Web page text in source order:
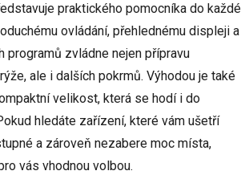
praktického pomocníka do každé
ovládání, přehlednému displeji a
programů zvládne nejen přípravu
ale i dalších pokrmů. Výhodou je také
velikost, která se hodí i do
hledáte zařízení, které vám ušetří
a zároveň nezabere moc místa,
vás vhodnou volbou.